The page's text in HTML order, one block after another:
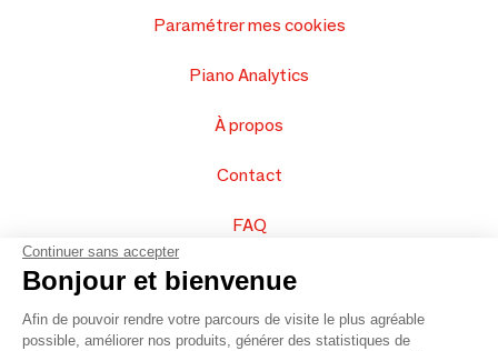
Paramétrer mes cookies
Piano Analytics
À propos
Contact
FAQ
Vendez vos produits
Plan du site
Continuer sans accepter
Bonjour et bienvenue
Afin de pouvoir rendre votre parcours de visite le plus agréable
possible, améliorer nos produits, générer des statistiques de